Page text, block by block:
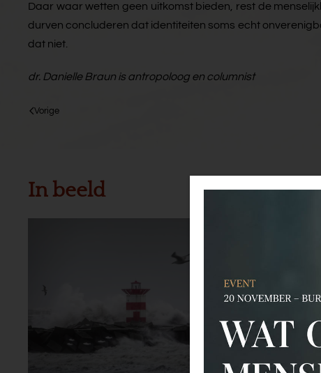
Daar waar wetten geen uitkomst bieden, rest de
durven concluderen dat identiteiten soms echt
dat niet.
dr. Danielle Braun is antropoloog en columnist
Vorige
In beeld